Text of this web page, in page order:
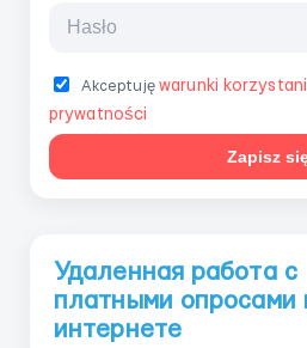
Akceptujęwarunki
prywatności
Zapisz
Удаленная работа с
платными опросами
интернете